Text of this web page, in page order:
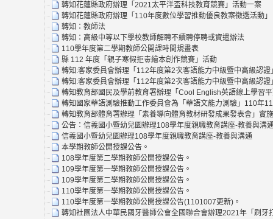
轉知花蓮縣政府辦理「2021太平洋盃科技教育競賽」活動一案
轉知花蓮縣政府辦理「110年度數位學習推動優良教案徵選活動」
轉知：教師法
轉知：高級中等以下學校教師解聘不續聘停聘或資遣辦法
110學年度第二學期教師公開課時間規畫表
縣 112 年度「親子寒假拒毒繪本創作競賽」活動
轉知:客家委員會辦理「112年度第2次客語能力中級暨中高級認
轉知:客家委員會辦理「112年度第2次客語能力中級暨中高級認
轉知教育部國民及學前教育署辦理「Cool English英語線上學習
轉知國家華語測驗推動工作委員會為「華語文能力測驗」110年
轉知教育部體育署辦理「素養導向體育教材研發成果發表會」實
公告：信義國小暨幼兒園辦理108學年度親職教育講座-教養與溝
信義國小暨幼兒園辦理108學年度親職教育講座-教養與溝通
本學期教師公開授課公告。
108學年度第二學期教師公開授課公告。
109學年度第一學期教師公開授課公告。
109學年度第二學期教師公開授課公告。
110學年度第一學期教師公開授課公告。
110學年度第一學期教師公開授課公告(1101007更新)。
轉知社團法人中華民國牙醫師公會全國聯合會辦理2021年「刷牙